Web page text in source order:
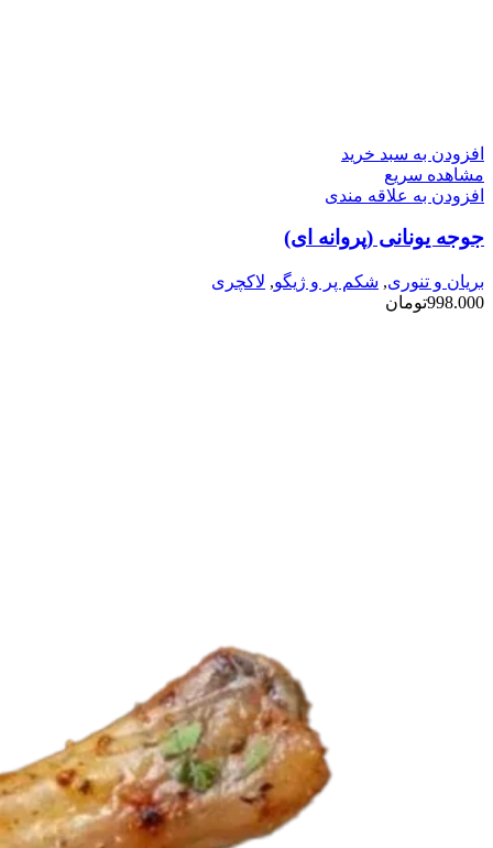
افزودن به سبد خرید
مشاهده سریع
افزودن به علاقه مندی
جوجه یونانی (پروانه ای)
بریان و تنوری, شکم پر و ژیگو, لاکچری
998.000تومان